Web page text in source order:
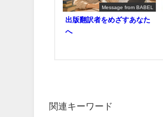
Message from BABEL
出版翻訳者をめざすあなた
へ
関連キーワード